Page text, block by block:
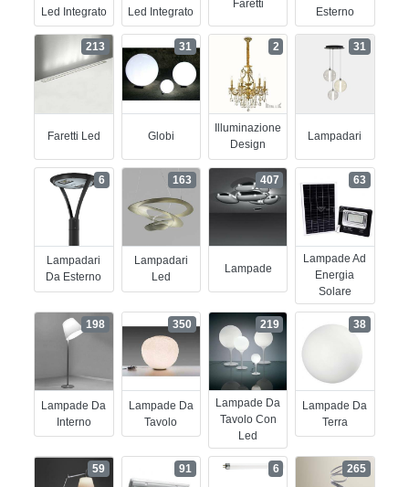
Led Integrato
Led Integrato
Faretti
Esterno
Faretti Led
213
Globi
31
Illuminazione
Design
2
Lampadari
31
Lampadari
Da Esterno
6
Lampadari
Led
163
Lampade
407
Lampade Ad
Energia
Solare
63
Lampade Da
Interno
198
Lampade Da
Tavolo
350
Lampade Da
Tavolo Con
Led
219
Lampade Da
Terra
38
59 91 6 265